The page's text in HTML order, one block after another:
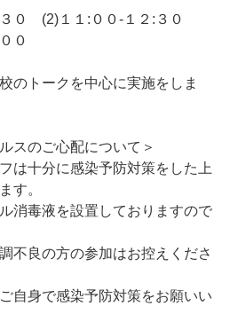
３０ (2)１１:００-１２:３０
０
のトークを中心に実施をしま
スのご心配について＞
は十分に感染予防対策をした上
す。
消毒液を設置しておりますので
不良の方の参加はお控えくださ
自身で感染予防対策をお願いい